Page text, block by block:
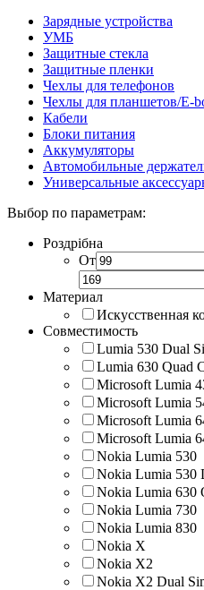
Зарядные устройства
УМБ
Защитные стекла
Защитные пленки
Чехлы для телефонов
Чехлы для планшетов/E-
Кабели
Блоки питания
Аккумуляторы
Автомобильные
Универсальные
Выбор по параметрам:
Роздрібна
От
Материал
Искусственная
Совместимость
Lumia 530 Dual
Lumia 630 Quad
Microsoft Lumia
Microsoft Lumia
Microsoft Lumia
Microsoft Lumia
Nokia Lumia 530
Nokia Lumia 530
Nokia Lumia 630
Nokia Lumia 730
Nokia Lumia 830
Nokia X
Nokia X2
Nokia X2 Dual